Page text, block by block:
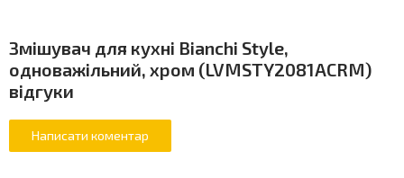
Змішувач для кухні Bianchi Style,
одноважільний, хром (LVMSTY2081ACRM)
відгуки